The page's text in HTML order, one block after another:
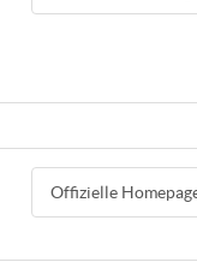
Offizielle